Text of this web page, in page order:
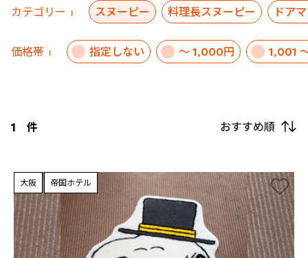
カテゴリー スヌーピー 料理長スヌーピー ドア
価格帯 指定しない ～ 1,000円 1,001
1 件 おすすめ順
大阪 帝国ホテル